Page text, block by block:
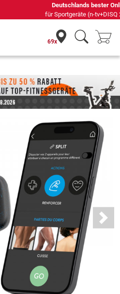
bester Online-Shop
(n-tv+DISQ 2016-2024)
69x
Next